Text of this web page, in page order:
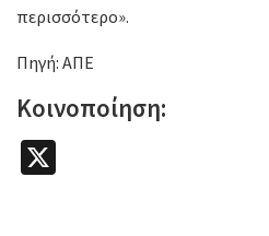
περισσότερο».
Πηγή: ΑΠΕ
Κοινοποίηση: